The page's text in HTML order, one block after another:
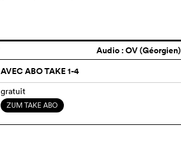
Audio :OV (Géorgien)
AVEC ABO TAKE 1-4
gratuit
ZUM TAKE ABO